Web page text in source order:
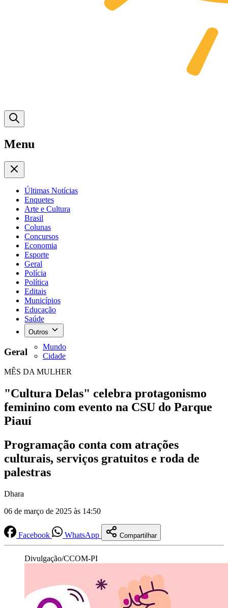
Menu
Últimas Notícias
Enquetes
Arte e Cultura
Brasil
Colunas
Concursos
Economia
Esporte
Geral
Polícia
Política
Editais
Municípios
Educação
Saúde
Outros
Mundo
Cidade
Geral
MÊS DA MULHER
"Cultura Delas" celebra protagonismo
feminino com evento na CSU do Parque
Piauí
Programação conta com atrações
culturais, serviços gratuitos e roda de
palestras
Dhara
06 de março de 2025 às 14:50
Facebook WhatsApp Compartilhar
Divulgação/CCOM-PI